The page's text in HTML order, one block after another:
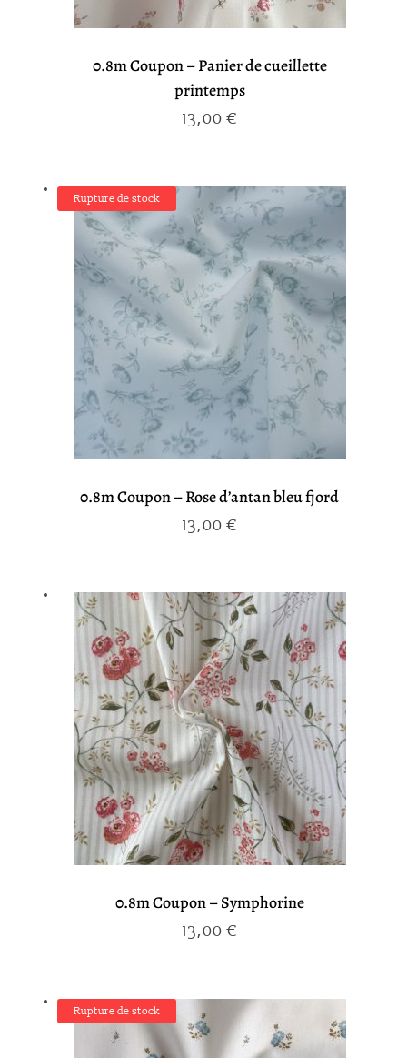
0.8m Coupon – Panier de cueillette
printemps
13,00 €
Rupture de stock
0.8m Coupon – Rose d’antan bleu fjord
13,00 €
0.8m Coupon – Symphorine
13,00 €
Rupture de stock